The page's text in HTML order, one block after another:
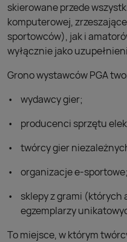
skierowane przede
komputerowej,
sportowców), jak i
wyłącznie jako
Grono wystawców PGA
wydawcy gier;
producenci sprzętu
twórcy gier
organizacje e-sportowe;
sklepy z grami (których
egzemplarzy
To miejsce, w którym